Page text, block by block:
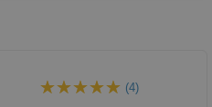
Mexen Estrella batéria
vaňová, čierna - 72330-70
(4)